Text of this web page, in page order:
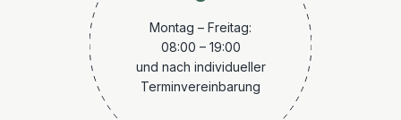
Montag – Freitag:
08:00 – 19:00
und nach individueller
Terminvereinbarung